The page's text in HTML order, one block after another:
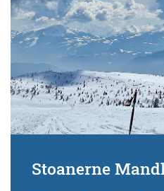
von
Suchbegriff:
Stoanerne